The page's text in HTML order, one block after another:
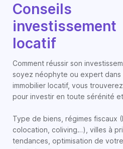
Conseils
investissement
locatif
Comment réussir son
soyez néophyte ou expert dans
immobilier locatif, vous
pour investir en toute sérénité
Type de biens, régimes fiscaux
colocation, coliving…), villes à
tendances, optimisation de